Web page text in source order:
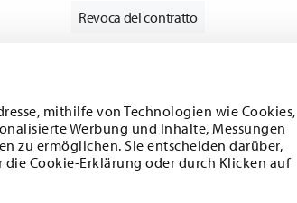
mithilfe von Technologien wie Cookies,
Werbung und Inhalte, Messungen
zu ermöglichen. Sie entscheiden darüber,
Cookie-Erklärung oder durch Klicken auf
Revoca del contratto